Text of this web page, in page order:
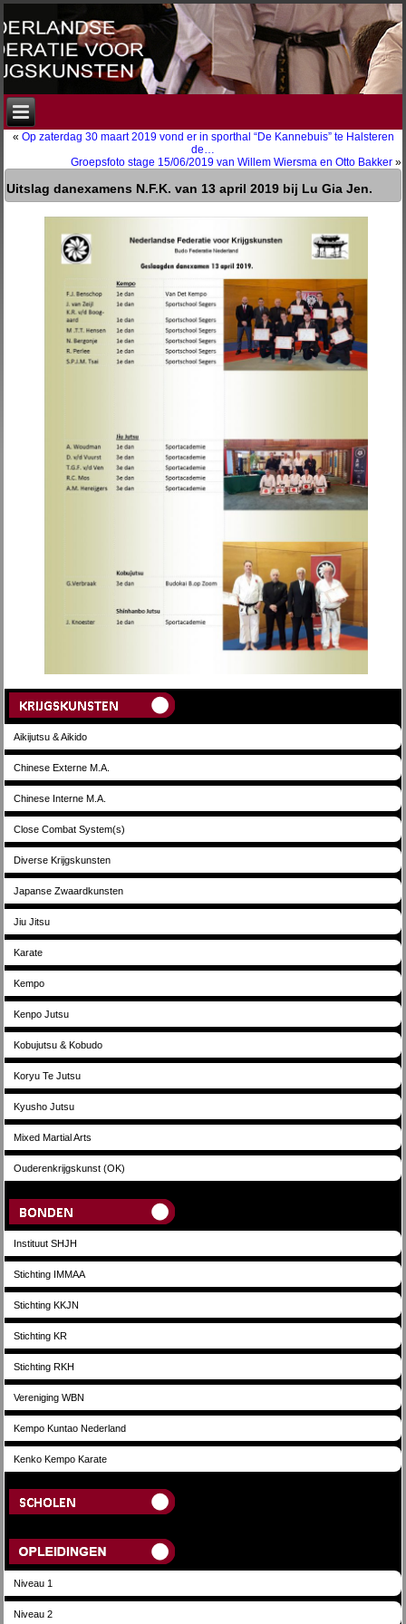
« Op zaterdag 30 maart 2019 vond er in sporthal “De Kannebuis” te Halsteren
de…
Groepsfoto stage 15/06/2019 van Willem Wiersma en Otto Bakker»
Uitslag danexamens N.F.K. van 13 april 2019 bij Lu Gia Jen.
Aikijutsu & Aikido
Chinese Externe M.A.
Chinese Interne M.A.
Close Combat System(s)
Diverse Krijgskunsten
Japanse Zwaardkunsten
Jiu Jitsu
Karate
Kempo
Kenpo Jutsu
Kobujutsu & Kobudo
Koryu Te Jutsu
Kyusho Jutsu
Mixed Martial Arts
Ouderenkrijgskunst (OK)
Instituut SHJH
Stichting IMMAA
Stichting KKJN
Stichting KR
Stichting RKH
Vereniging WBN
Kempo Kuntao Nederland
Kenko Kempo Karate
Niveau 1
Niveau 2